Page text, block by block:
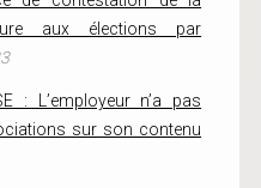
aux élections par
: L’employeur n’a pas
sur son contenu